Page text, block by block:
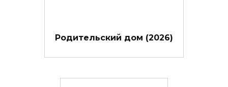
Родительский дом (2026)